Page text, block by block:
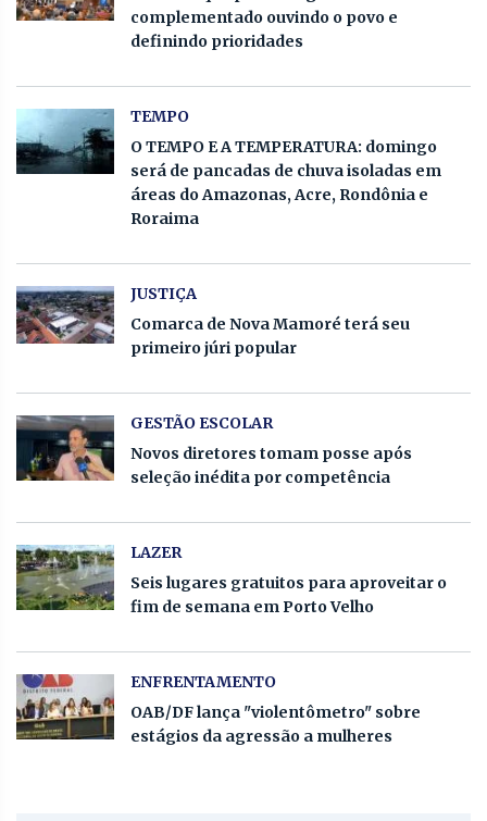
complementado ouvindo o povo e
definindo prioridades
TEMPO
O TEMPO E A TEMPERATURA: domingo
será de pancadas de chuva isoladas em
áreas do Amazonas, Acre, Rondônia e
Roraima
JUSTIÇA
Comarca de Nova Mamoré terá seu
primeiro júri popular
GESTÃO ESCOLAR
Novos diretores tomam posse após
seleção inédita por competência
LAZER
Seis lugares gratuitos para aproveitar o
fim de semana em Porto Velho
ENFRENTAMENTO
OAB/DF lança "violentômetro" sobre
estágios da agressão a mulheres